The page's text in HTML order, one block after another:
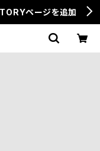
ページを追加